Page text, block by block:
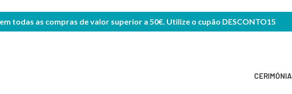
todas as compras de valor superior a 50€. Utilize o cupão DESCONTO15
CERIMÓNIA